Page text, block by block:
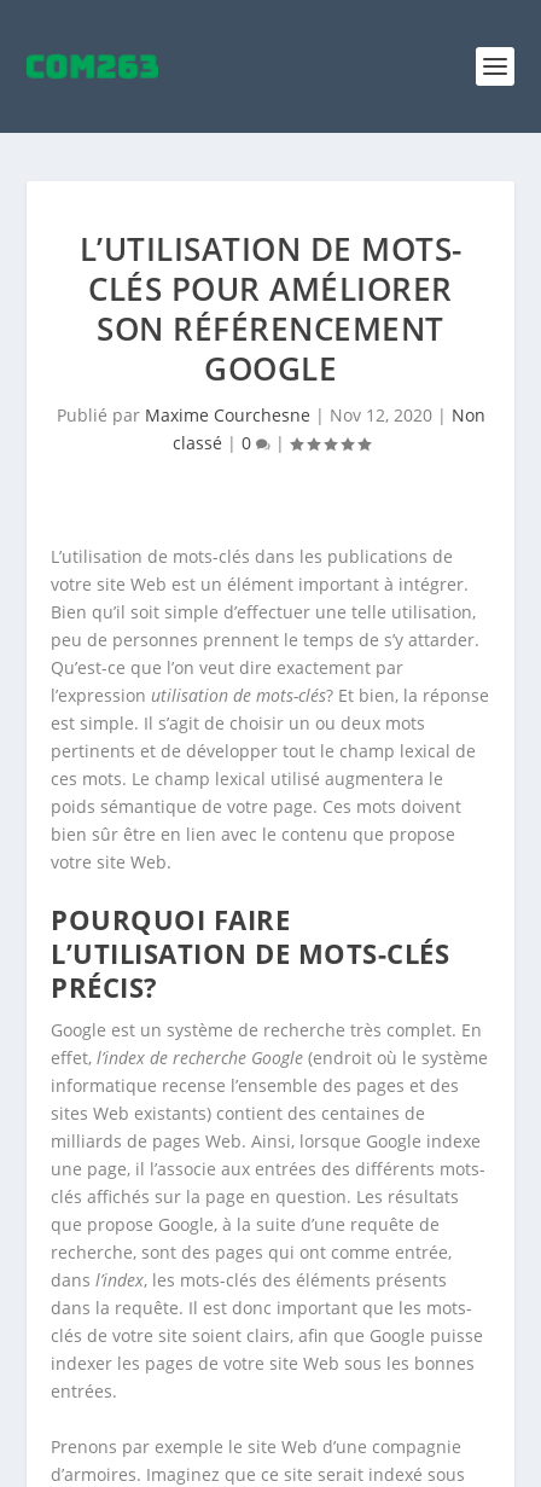
L’UTILISATION DE MOTS-
CLÉS POUR AMÉLIORER
SON RÉFÉRENCEMENT
GOOGLE
Publié par Maxime Courchesne | Nov 12, 2020| Non
classé | 0 |
L’utilisation de mots-clés dans les publications de
votre site Web est un élément important à intégrer.
Bien qu’il soit simple d’effectuer une telle utilisation,
peu de personnes prennent le temps de s’y attarder.
Qu’est-ce que l’on veut dire exactement par
l’expression utilisation de mots-clés? Et bien, la réponse
est simple. Il s’agit de choisir un ou deux mots
pertinents et de développer tout le champ lexical de
ces mots. Le champ lexical utilisé augmentera le
poids sémantique de votre page. Ces mots doivent
bien sûr être en lien avec le contenu que propose
votre site Web.
POURQUOI FAIRE
L’UTILISATION DE MOTS-CLÉS
PRÉCIS?
Google est un système de recherche très complet. En
effet,l’index de recherche Google (endroit où le système
informatique recense l’ensemble des pages et des
sites Web existants) contient des centaines de
milliards de pages Web. Ainsi, lorsque Google indexe
une page, il l’associe aux entrées des différents mots-
clés affichés sur la page en question. Les résultats
que propose Google, à la suite d’une requête de
recherche, sont des pages qui ont comme entrée,
dansl’index, les mots-clés des éléments présents
dans la requête. Il est donc important que les mots-
clés de votre site soient clairs, afin que Google puisse
indexer les pages de votre site Web sous les bonnes
entrées.
Prenons par exemple le site Web d’une compagnie
d’armoires. Imaginez que ce site serait indexé sous